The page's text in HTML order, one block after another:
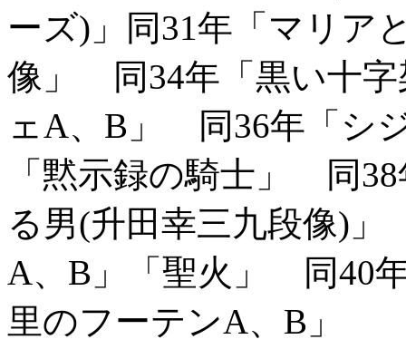
ーズ)」同31年「マリ
像」 同34年「黒い十
ェA、B」 同36年「シ
「黙示録の騎士」 同
る男(升田幸三九段像)
A、B」「聖火」 同40
里のフーテンA、B」